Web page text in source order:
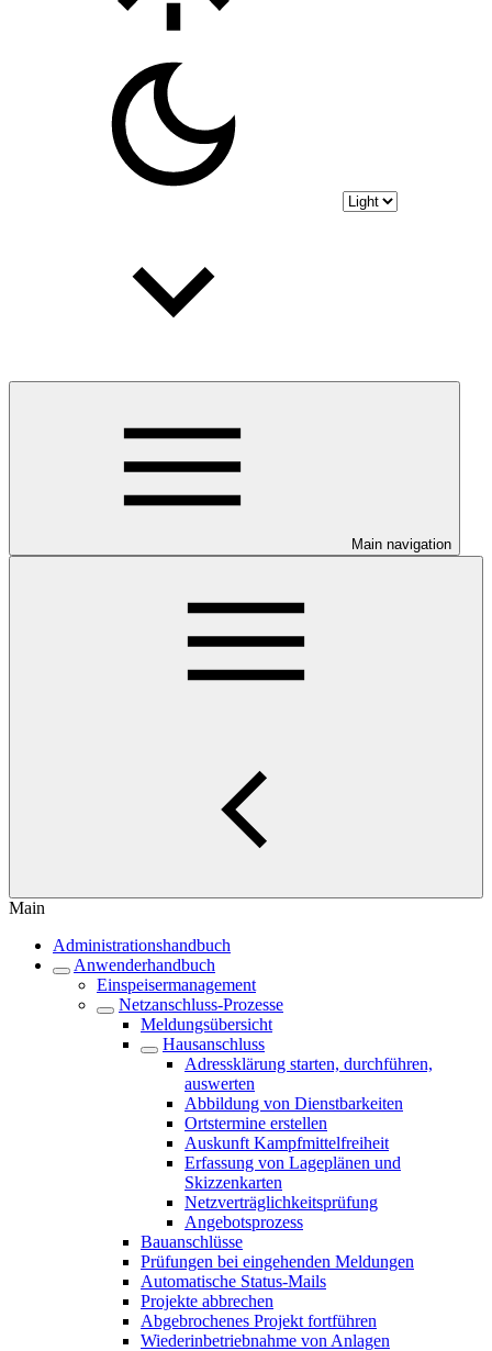
Main navigation
Main
Administrationshandbuch
Anwenderhandbuch
Einspeisermanagement
Netzanschluss-Prozesse
Meldungsübersicht
Hausanschluss
Adressklärung starten, durchführen,
auswerten
Abbildung von Dienstbarkeiten
Ortstermine erstellen
Auskunft Kampfmittelfreiheit
Erfassung von Lageplänen und
Skizzenkarten
Netzverträglichkeitsprüfung
Angebotsprozess
Bauanschlüsse
Prüfungen bei eingehenden Meldungen
Automatische Status-Mails
Projekte abbrechen
Abgebrochenes Projekt fortführen
Wiederinbetriebnahme von Anlagen